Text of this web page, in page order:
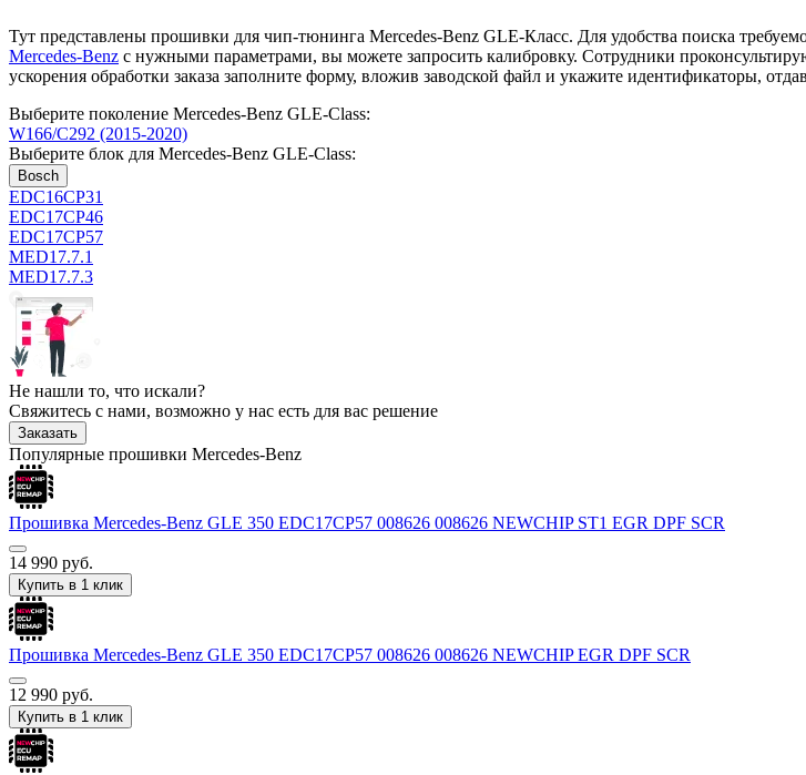
Тут представлены прошивки для чип-тюнинга Mercedes-Benz GLE-Класс. Для удобства поиска
Mercedes-Benz с нужными параметрами, вы можете запросить калибровку. Сотрудники
ускорения обработки заказа заполните форму, вложив заводской файл и укажите идентификаторы,
Выберите поколение Mercedes-Benz GLE-Class:
W166/C292 (2015-2020)
Выберите блок для Mercedes-Benz GLE-Class:
Bosch
EDC16CP31
EDC17CP46
EDC17CP57
MED17.7.1
MED17.7.3
Не нашли то, что искали?
Свяжитесь с нами, возможно у нас есть для вас решение
Заказать
Популярные прошивки Mercedes-Benz
Прошивка Mercedes-Benz GLE 350 EDC17CP57 008626 008626 NEWCHIP ST1 EGR DPF SCR
14 990 руб.
Купить в 1 клик
Прошивка Mercedes-Benz GLE 350 EDC17CP57 008626 008626 NEWCHIP EGR DPF SCR
12 990 руб.
Купить в 1 клик